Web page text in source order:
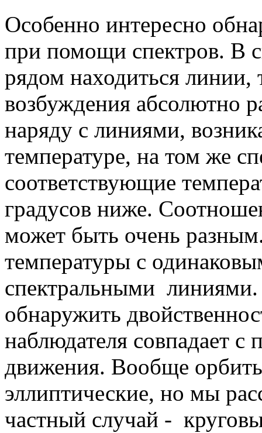
Особенно интересно
при помощи спектров. В
рядом находиться линии,
возбуждения абсолютно
наряду с линиями,
температуре, на том же
соответствующие
градусов ниже.
может быть очень
температуры с
спектральными
обнаружить
наблюдателя совпадает с
движения. Вообще
эллиптические, но мы
частный случай -